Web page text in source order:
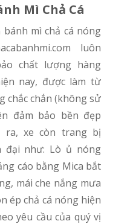
Mì Chả Cá
luôn
chất lượng hàng
nay, được làm từ
chắc chắn (không sử
đảm bảo bền đẹp
ra, xe còn trang bị
đại như: Lò ủ nóng
cáo bằng Mica bắt
mái che nắng mưa
ép chả cá nóng hiện
yêu cầu của quý vị